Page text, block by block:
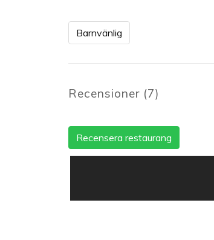
Barnvänlig
Recensioner (7)
Recensera restaurang